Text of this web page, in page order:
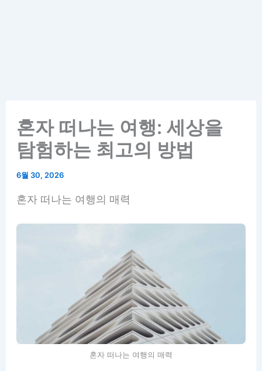
혼자 떠나는 여행: 세상을
탐험하는 최고의 방법
6월 30, 2026
혼자 떠나는 여행의 매력
혼자 떠나는 여행의 매력